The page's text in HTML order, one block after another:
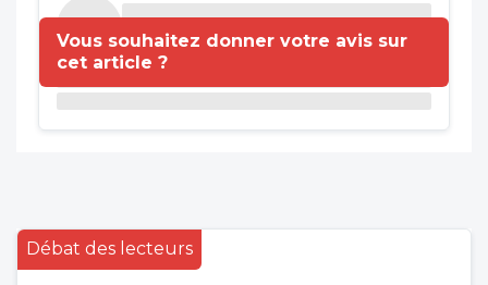
Vous souhaitez donner votre avis sur
cet article ?
Débat des lecteurs